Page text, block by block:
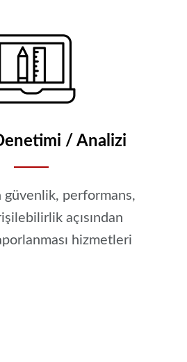
/ Analizi
güvenlik, performans,
açısından
hizmetleri